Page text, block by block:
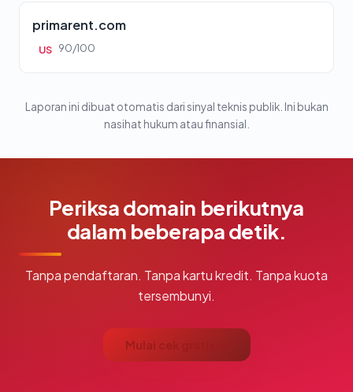
primarent.com
US 90/100
Laporan ini dibuat otomatis dari sinyal teknis publik. Ini bukan
nasihat hukum atau finansial.
Periksa domain berikutnya
dalam beberapa detik.
Tanpa pendaftaran. Tanpa kartu kredit. Tanpa kuota
tersembunyi.
Mulai cek gratis →